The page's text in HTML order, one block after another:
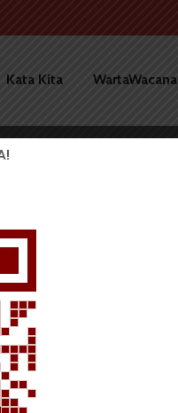
Kata Kita WartaWacana